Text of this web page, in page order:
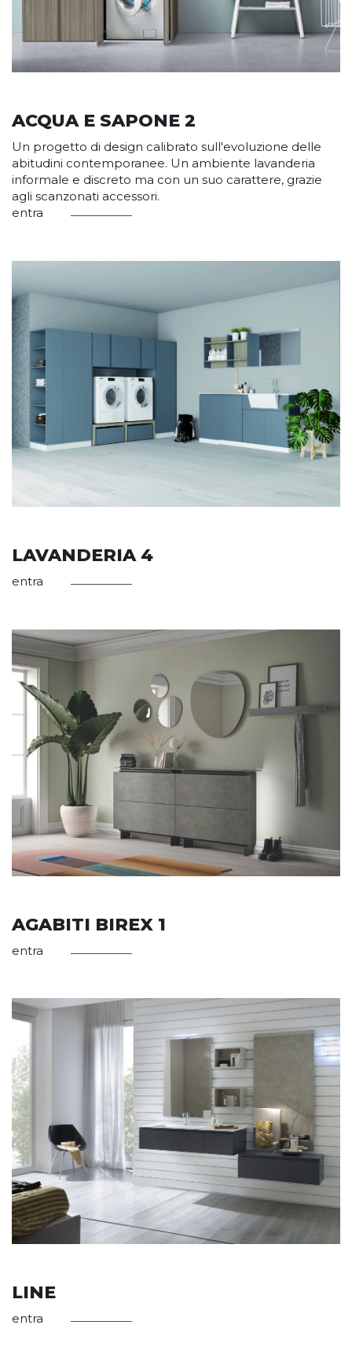
ACQUA E SAPONE 2
Un progetto di design calibrato sull'evoluzione delle
abitudini contemporanee. Un ambiente lavanderia
informale e discreto ma con un suo carattere, grazie
agli scanzonati accessori.
entra
LAVANDERIA 4
entra
AGABITI BIREX 1
entra
LINE
entra